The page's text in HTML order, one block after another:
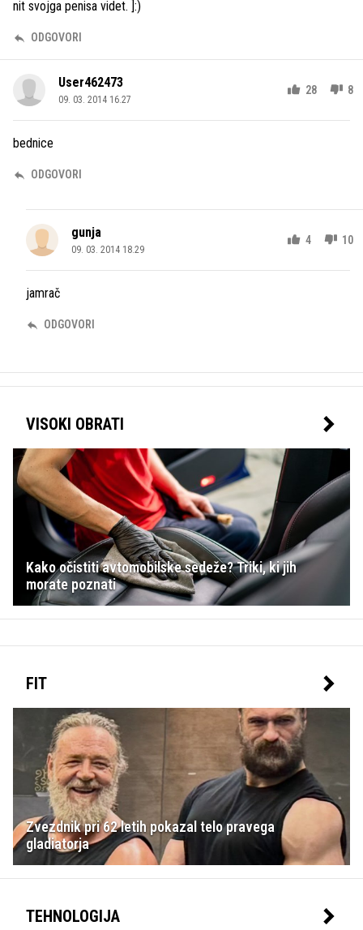
nit svojga penisa videt. ]:)
ODGOVORI
User462473
09. 03. 2014 16.27
28 8
bednice
ODGOVORI
gunja
09. 03. 2014 18.29
4 10
jamrač
ODGOVORI
VISOKI OBRATI
Kako očistiti avtomobilske sedeže? Triki, ki jih
morate poznati
FIT
Zvezdnik pri 62 letih pokazal telo pravega
gladiatorja
TEHNOLOGIJA